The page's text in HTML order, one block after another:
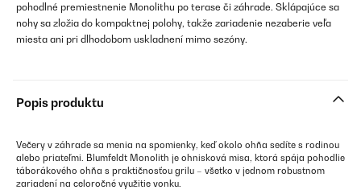
pohodlné premiestnenie Monolithu po terase či záhrade. Sklápajúce sa
nohy sa zložia do kompaktnej polohy, takže zariadenie nezaberie veľa
miesta ani pri dlhodobom uskladnení mimo sezóny.
Popis produktu
Večery v záhrade sa menia na spomienky, keď okolo ohňa sedíte s rodinou
alebo priateľmi. Blumfeldt Monolith je ohnisková misa, ktorá spája pohodlie
táborákového ohňa s praktičnosťou grilu – všetko v jednom robustnom
zariadení na celoročné využitie vonku.